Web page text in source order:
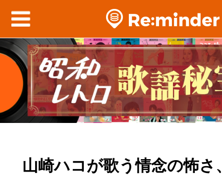
山崎ハコが歌う情念の怖さ